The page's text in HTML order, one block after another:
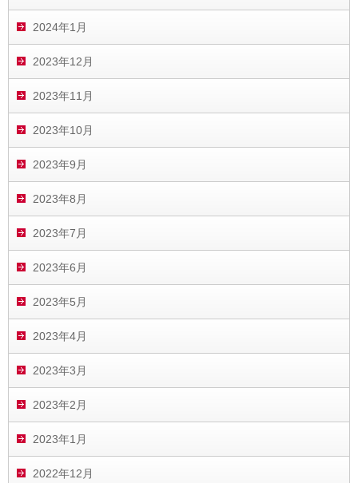
2024年1月
2023年12月
2023年11月
2023年10月
2023年9月
2023年8月
2023年7月
2023年6月
2023年5月
2023年4月
2023年3月
2023年2月
2023年1月
2022年12月